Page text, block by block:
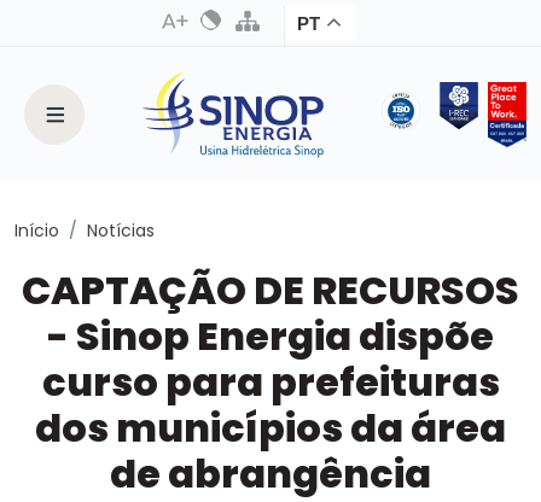
PT
Início Notícias
CAPTAÇÃO DE RECURSOS
- Sinop Energia dispõe
curso para prefeituras
dos municípios da área
de abrangência